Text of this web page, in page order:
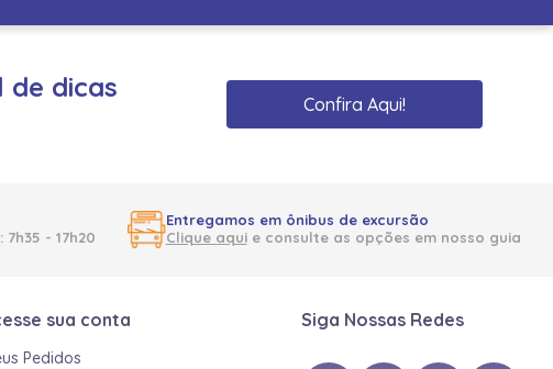
de dicas
Confira Aqui!
- 17h20
Entregamos em ônibus de excursão
Clique aquie consulte as opções em nosso guia
sua conta
Pedidos
Siga Nossas Redes